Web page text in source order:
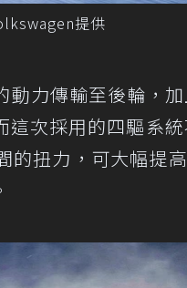
提供
力傳輸至後輪，
次採用的四驅系
扭力，可大幅提